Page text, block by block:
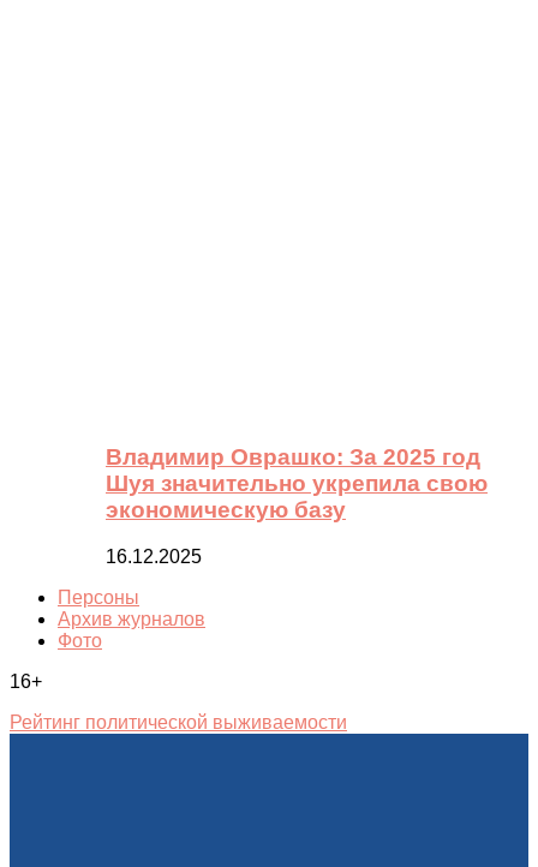
Владимир Оврашко: За 2025 год
Шуя значительно укрепила свою
экономическую базу
16.12.2025
Персоны
Архив журналов
Фото
16+
Рейтинг политической выживаемости